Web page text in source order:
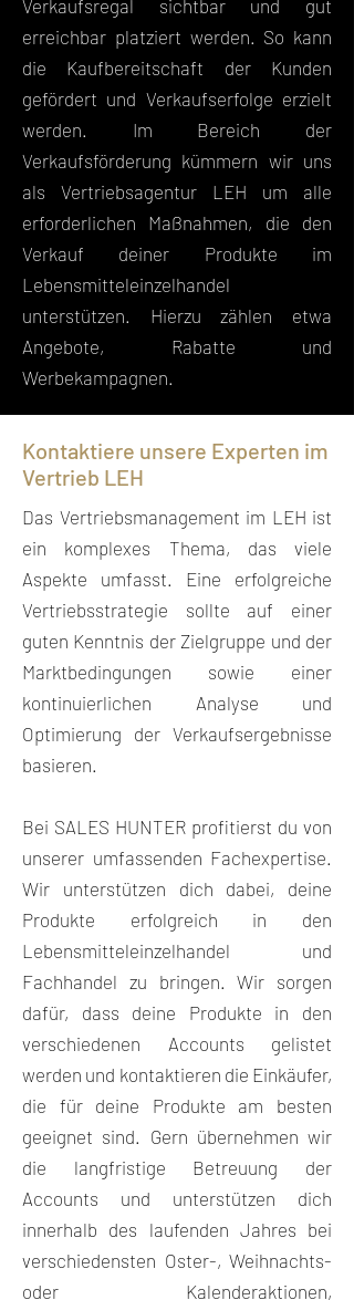
Verkaufsregal sichtbar und gut
erreichbar platziert werden. So kann
die Kaufbereitschaft der Kunden
gefördert und Verkaufserfolge erzielt
werden. Im Bereich der
Verkaufsförderung kümmern wir uns
als Vertriebsagentur LEH um alle
erforderlichen Maßnahmen, die den
Verkauf deiner Produkte im
Lebensmitteleinzelhandel
unterstützen. Hierzu zählen etwa
Angebote, Rabatte und
Werbekampagnen.
Kontaktiere unsere Experten im
Vertrieb LEH
Das Vertriebsmanagement im LEH ist
ein komplexes Thema, das viele
Aspekte umfasst. Eine erfolgreiche
Vertriebsstrategie sollte auf einer
guten Kenntnis der Zielgruppe und der
Marktbedingungen sowie einer
kontinuierlichen Analyse und
Optimierung der Verkaufsergebnisse
basieren.
Bei SALES HUNTER profitierst du von
unserer umfassenden Fachexpertise.
Wir unterstützen dich dabei, deine
Produkte erfolgreich in den
Lebensmitteleinzelhandel und
Fachhandel zu bringen. Wir sorgen
dafür, dass deine Produkte in den
verschiedenen Accounts gelistet
werden und kontaktieren die Einkäufer,
die für deine Produkte am besten
geeignet sind. Gern übernehmen wir
die langfristige Betreuung der
Accounts und unterstützen dich
innerhalb des laufenden Jahres bei
verschiedensten Oster-, Weihnachts-
oder Kalenderaktionen,